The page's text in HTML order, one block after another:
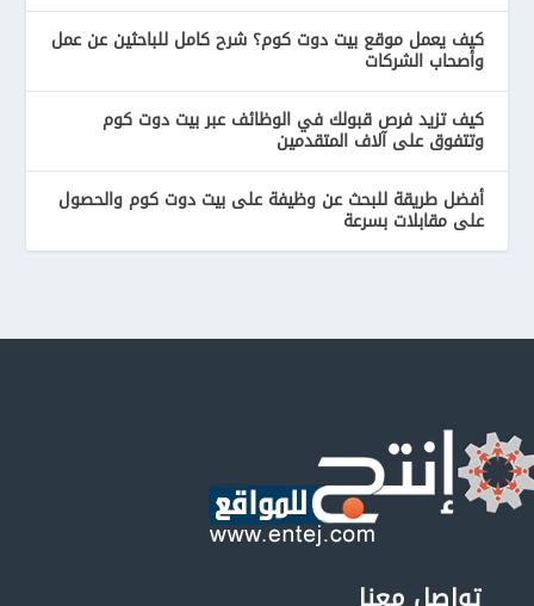
كيف يعمل موقع بيت دوت كوم؟ شرح كامل للباحثين عن عمل
وأصحاب الشركات
كيف تزيد فرص قبولك في الوظائف عبر بيت دوت كوم
وتتفوق على آلاف المتقدمين
أفضل طريقة للبحث عن وظيفة على بيت دوت كوم والحصول
على مقابلات بسرعة